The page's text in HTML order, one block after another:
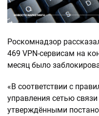
Роскомнадзор
469 VPN-сервисам на
месяц было
«В соответствии с
управления сетью
утверждёнными